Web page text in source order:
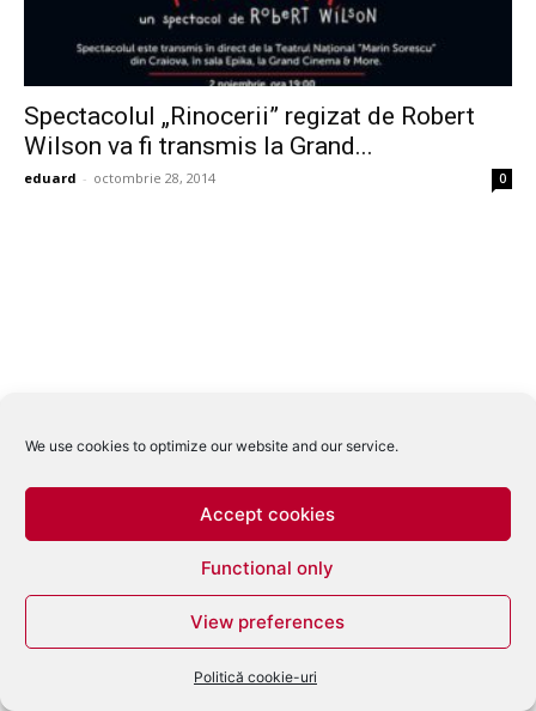
We use cookies to optimize our website and our service.
Accept cookies
Functional only
View preferences
Politică cookie-uri
Spectacolul „Rinocerii” regizat de Robert
Wilson va fi transmis la Grand...
eduard - octombrie 28, 2014 0